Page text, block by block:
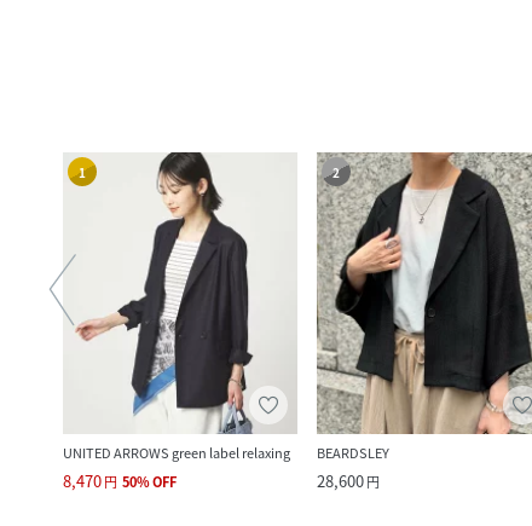
1
UNITED ARROWS green label relaxing
8,470円 50%OFF
2
BEARDSLEY
28,600円